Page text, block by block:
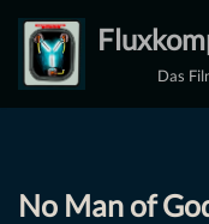
Zum
Inhalt
Das
No Man of